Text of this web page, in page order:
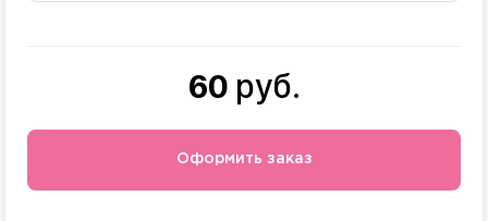
60 руб.
Оформить заказ